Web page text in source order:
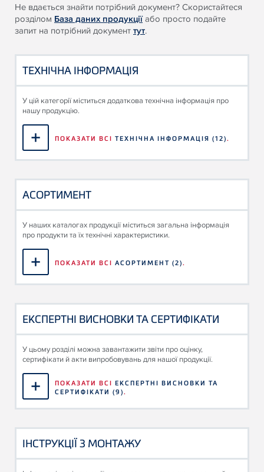
Не вдається знайти потрібний документ? Скористайтеся
розділом База даних продукціїабо просто подайте
запит на потрібний документтут.
ТЕХНІЧНА ІНФОРМАЦІЯ
У цій категорії міститься додаткова технічна інформація про
нашу продукцію.
ПОКАЗАТИ ВСІ ТЕХНІЧНА ІНФОРМАЦІЯ (12).
АСОРТИМЕНТ
У наших каталогах продукції міститься загальна інформація
про продукти та їх технічні характеристики.
ПОКАЗАТИ ВСІ АСОРТИМЕНТ (2).
ЕКСПЕРТНІ ВИСНОВКИ ТА СЕРТИФІКАТИ
У цьому розділі можна завантажити звіти про оцінку,
сертифікати й акти випробовувань для нашої продукції.
ПОКАЗАТИ ВСІ ЕКСПЕРТНІ ВИСНОВКИ ТА
СЕРТИФІКАТИ (9).
ІНСТРУКЦІЇ З МОНТАЖУ